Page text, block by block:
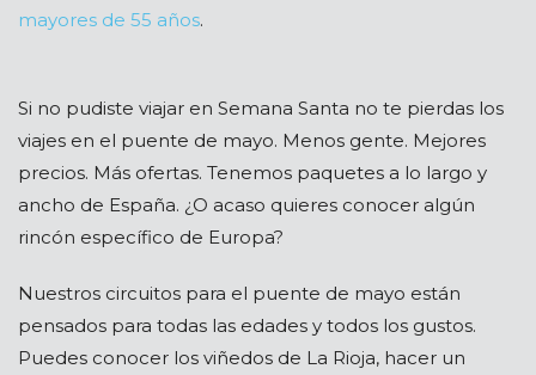
mayores de 55 años.
Si no pudiste viajar en Semana Santa no te pierdas los
viajes en el puente de mayo. Menos gente. Mejores
precios. Más ofertas. Tenemos paquetes a lo largo y
ancho de España. ¿O acaso quieres conocer algún
rincón específico de Europa?
Nuestros circuitos para el puente de mayo están
pensados para todas las edades y todos los gustos.
Puedes conocer los viñedos de La Rioja, hacer un